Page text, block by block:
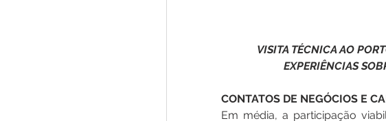
VISITA TÉCNICA AO
EXPERIÊNCIAS
CONTATOS DE NEGÓCIOS E
Em média, a participação